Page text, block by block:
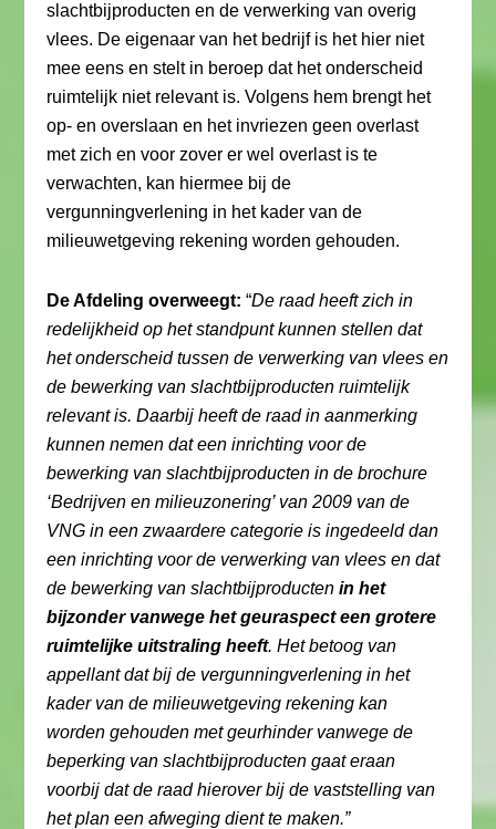
slachtbijproducten en de verwerking van overig
vlees. De eigenaar van het bedrijf is het hier niet
mee eens en stelt in beroep dat het onderscheid
ruimtelijk niet relevant is. Volgens hem brengt het
op- en overslaan en het invriezen geen overlast
met zich en voor zover er wel overlast is te
verwachten, kan hiermee bij de
vergunningverlening in het kader van de
milieuwetgeving rekening worden gehouden.
De Afdeling overweegt: “De raad heeft zich in
redelijkheid op het standpunt kunnen stellen dat
het onderscheid tussen de verwerking van vlees en
de bewerking van slachtbijproducten ruimtelijk
relevant is. Daarbij heeft de raad in aanmerking
kunnen nemen dat een inrichting voor de
bewerking van slachtbijproducten in de brochure
‘Bedrijven en milieuzonering’ van 2009 van de
VNG in een zwaardere categorie is ingedeeld dan
een inrichting voor de verwerking van vlees en dat
de bewerking van slachtbijproductenin het
bijzonder vanwege het geuraspect een grotere
ruimtelijke uitstraling heeft. Het betoog van
appellant dat bij de vergunningverlening in het
kader van de milieuwetgeving rekening kan
worden gehouden met geurhinder vanwege de
beperking van slachtbijproducten gaat eraan
voorbij dat de raad hierover bij de vaststelling van
het plan een afweging dient te maken.”